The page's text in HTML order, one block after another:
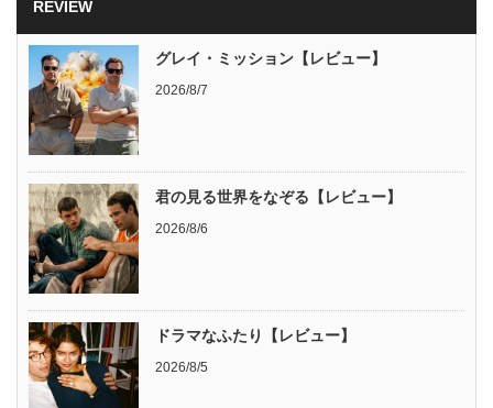
REVIEW
グレイ・ミッション【レビュー】
2026/8/7
君の見る世界をなぞる【レビュー】
2026/8/6
ドラマなふたり【レビュー】
2026/8/5